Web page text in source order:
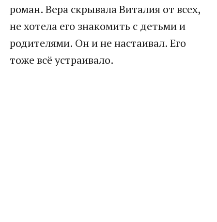
роман. Вера скрывала Виталия от всех,
не хотела его знакомить с детьми и
родителями. Он и не настаивал. Его
тоже всё устраивало.